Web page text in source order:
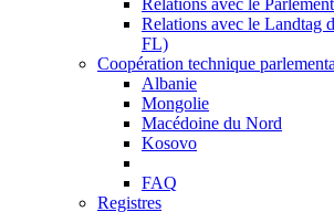
Relations avec le
Relations avec le Landtag
FL)
Coopération technique
Albanie
Mongolie
Macédoine du Nord
Kosovo
FAQ
Registres